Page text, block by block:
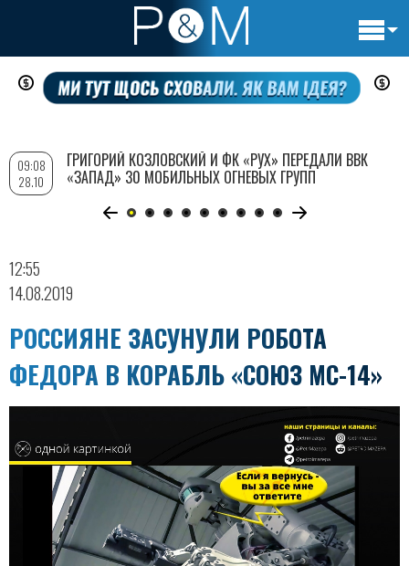
Перейти
содержанию
12:55
14.08.2019
РОССИЯНЕ ЗАСУНУЛИ РОБОТА
ФЕДОРА В КОРАБЛЬ «СОЮЗ МС-14»
09:08
28.10
ГРИГОРИЙ КОЗЛОВСКИЙ И ФК «РУХ» ПЕРЕДАЛИ ВВК
«ЗАПАД» 30 МОБИЛЬНЫХ ОГНЕВЫХ ГРУПП